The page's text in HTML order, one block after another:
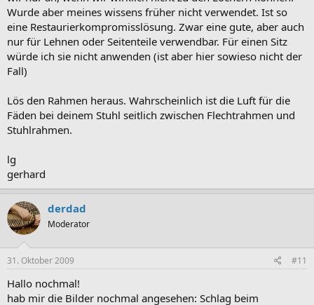
Wurde aber meines wissens früher nicht verwendet. Ist so
eine Restaurierkompromisslösung. Zwar eine gute, aber auch
nur für Lehnen oder Seitenteile verwendbar. Für einen Sitz
würde ich sie nicht anwenden (ist aber hier sowieso nicht der
Fall)
Lös den Rahmen heraus. Wahrscheinlich ist die Luft für die
Fäden bei deinem Stuhl seitlich zwischen Flechtrahmen und
Stuhlrahmen.
lg
gerhard
derdad
Moderator
31. Oktober 2009 #11
Hallo nochmal!
hab mir die Bilder nochmal angesehen: Schlag beim